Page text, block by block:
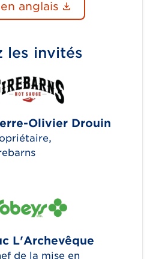
anglais
les invités
Olivier Drouin
L'Archevêque
de la mise en